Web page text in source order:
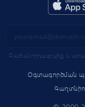
Օգտագործման
Բաժանորդագրվեք և